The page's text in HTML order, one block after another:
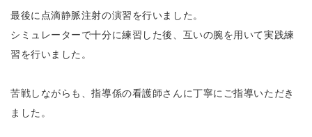
最後に点滴静脈注射の演習を行いました。
シミュレーターで十分に練習した後、互いの腕を用いて実践練
習を行いました。
苦戦しながらも、指導係の看護師さんに丁寧にご指導いただき
ました。